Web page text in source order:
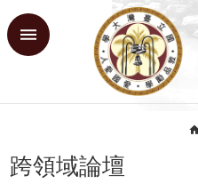
跳到主要內容區塊
進
首
頁
跨領域論壇